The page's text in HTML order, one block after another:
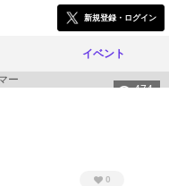
新規登録・ログイン
イベント
474
0